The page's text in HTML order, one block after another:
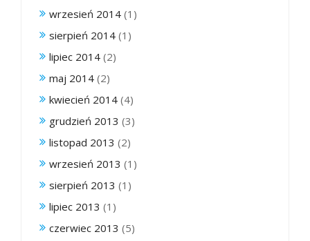
wrzesień 2014 (1)
sierpień 2014 (1)
lipiec 2014 (2)
maj 2014 (2)
kwiecień 2014 (4)
grudzień 2013 (3)
listopad 2013 (2)
wrzesień 2013 (1)
sierpień 2013 (1)
lipiec 2013 (1)
czerwiec 2013 (5)